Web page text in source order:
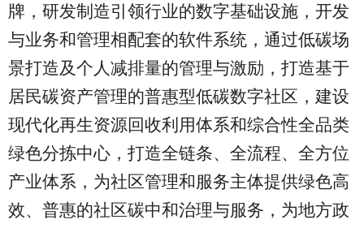
牌，研发制造引领行业的数字基础设施，开发
与业务和管理相配套的软件系统，通过低碳场
景打造及个人减排量的管理与激励，打造基于
居民碳资产管理的普惠型低碳数字社区，建设
现代化再生资源回收利用体系和综合性全品类
绿色分拣中心，打造全链条、全流程、全方位
产业体系，为社区管理和服务主体提供绿色高
效、普惠的社区碳中和治理与服务，为地方政